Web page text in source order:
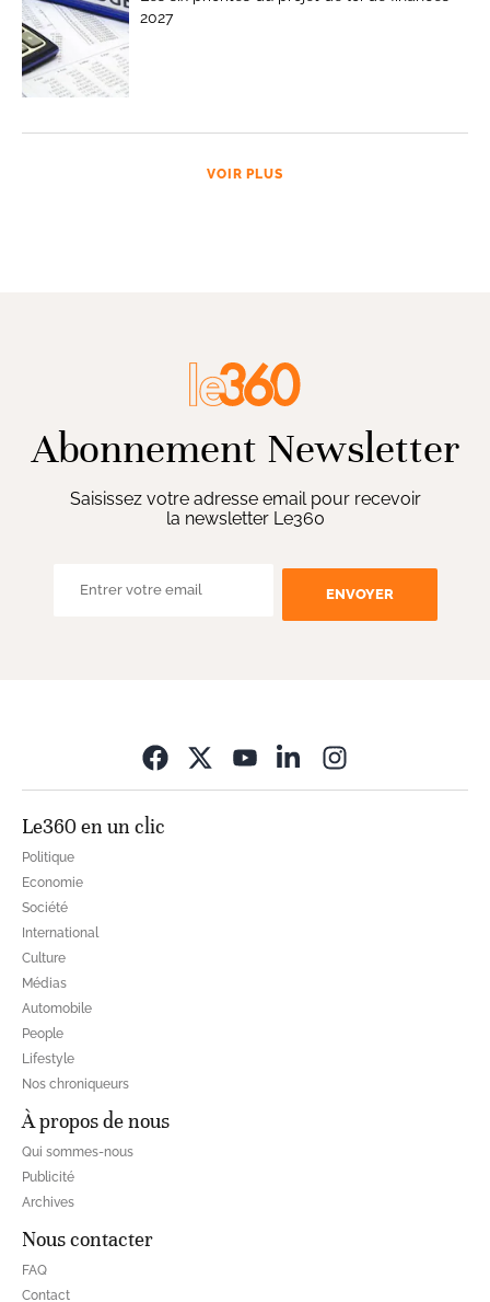
2027
VOIR PLUS
Abonnement Newsletter
Saisissez votre adresse email pour recevoir
la newsletter Le360
ENVOYER
Le360 en un clic
Politique
Economie
Société
International
Culture
Médias
Automobile
People
Lifestyle
Nos chroniqueurs
À propos de nous
Qui sommes-nous
Publicité
Archives
Nous contacter
FAQ
Contact